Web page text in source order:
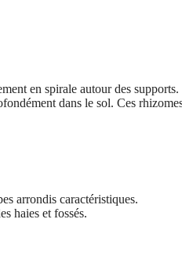
en spirale autour des supports.
dans le sol. Ces
arrondis caractéristiques.
haies et fossés.